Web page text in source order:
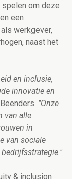
om deze
een
werkgever,
naast het
en inclusie,
innovatie en
"Onze
van alle
in
van sociale
& inclusion